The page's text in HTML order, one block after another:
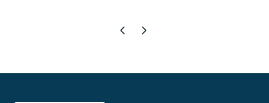
Pagina precedente
Pagina successiva